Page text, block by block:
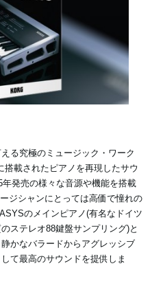
る究極のミュージック・ワーク
載されたピアノを再現したサウ
発売の様々な音源や機能を搭載
ジシャンにとっては高価で憧れの
のメインピアノ(有名なドイツ
ステレオ88鍵盤サンプリング)と
かなバラードからアグレッシブ
て最高のサウンドを提供しま